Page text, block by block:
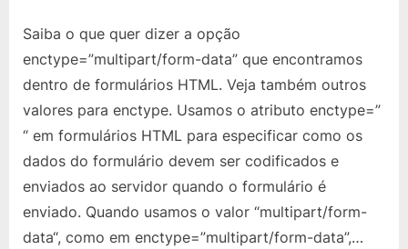
O
que
enctype=”multipart/form-
data”
em
Formulários?
Saiba o que quer dizer a opção
enctype=”multipart/form-data” que encontramos
dentro de formulários HTML. Veja também outros
valores para enctype. Usamos o atributo enctype=”
“ em formulários HTML para especificar como os
dados do formulário devem ser codificados e
enviados ao servidor quando o formulário é
enviado. Quando usamos o valor “multipart/form-
data“, como em enctype=”multipart/form-data”,…